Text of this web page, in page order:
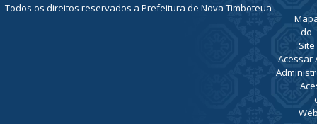
Todos os direitos reservados a Prefeitura de Nova Timboteua
do
Site
Acessar